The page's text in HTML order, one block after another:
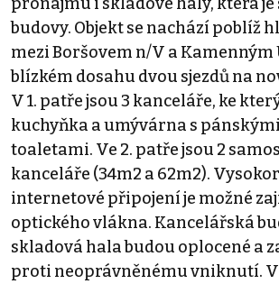
budovy. Objekt se nachází poblíž
mezi Boršovem n/V a Kamenným
blízkém dosahu dvou sjezdů na
V 1. patře jsou 3 kanceláře, ke
kuchyňka a umývárna s
toaletami. Ve 2. patře jsou 2
kanceláře (34m2 a 62m2).
internetové připojení je možné
optického vlákna. Kancelářská
skladová hala budou oplocené a
proti neoprávněnému vniknutí. V